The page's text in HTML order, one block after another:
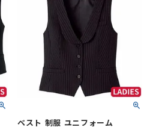
ベスト 制服 ユニフォーム